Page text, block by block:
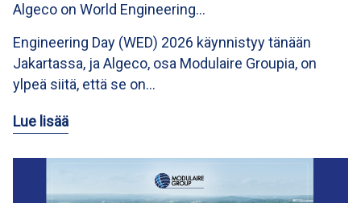
Algeco on World Engineering…
Engineering Day (WED) 2026 käynnistyy tänään
Jakartassa, ja Algeco, osa Modulaire Groupia, on
ylpeä siitä, että se on…
Lue lisää